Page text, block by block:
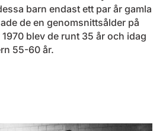
barn endast ett par år gamla
de en genomsnittsålder på
1970 blev de runt 35 år och idag
55-60 år.